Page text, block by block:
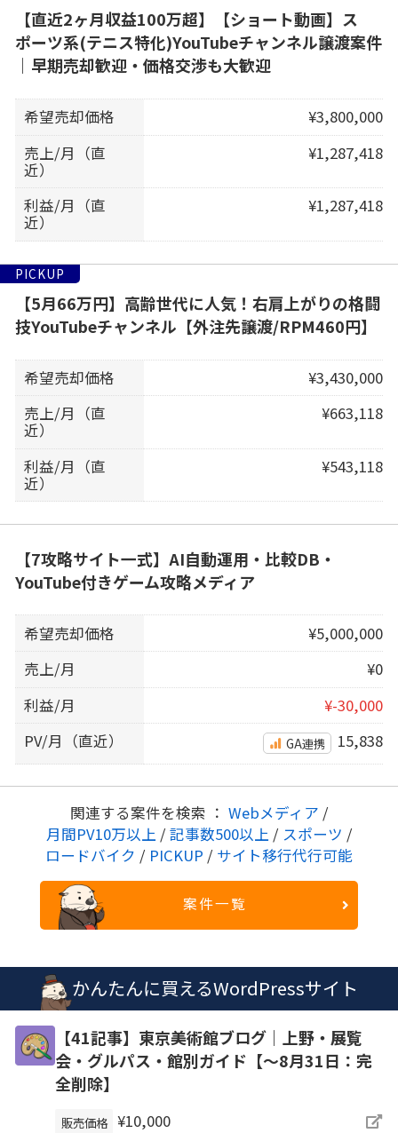
【直近2ヶ月収益100万超】【ショート動画】ス
ポーツ系(テニス特化)YouTubeチャンネル譲渡案件
｜早期売却歓迎・価格交渉も大歓迎
希望売却価格
¥3,800,000
売上/月（直
近）
¥1,287,418
利益/月（直
近）
¥1,287,418
PICKUP
【5月66万円】高齢世代に人気！右肩上がりの格闘
技YouTubeチャンネル【外注先譲渡/RPM460円】
希望売却価格
¥3,430,000
売上/月（直
近）
¥663,118
利益/月（直
近）
¥543,118
【7攻略サイト一式】AI自動運用・比較DB・
YouTube付きゲーム攻略メディア
希望売却価格
¥5,000,000
売上/月
¥0
利益/月
¥-30,000
PV/月（直近）
GA連携 15,838
関連する案件を検索 ： Webメディア /
月間PV10万以上 / 記事数500以上 / スポーツ /
ロードバイク / PICKUP / サイト移行代行可能
案件一覧
かんたんに買えるWordPressサイト
【41記事】東京美術館ブログ｜上野・展覧
会・グルパス・館別ガイド【～8月31日：完
全削除】
販売価格 ¥10,000